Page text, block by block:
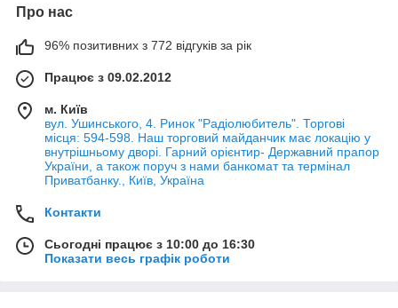
Про нас
96% позитивних з 772 відгуків за рік
Працює з 09.02.2012
м. Київ
вул. Ушинського, 4. Ринок "Радіолюбитель". Торгові
місця: 594-598. Наш торговий майданчик має локацію у
внутрішньому дворі. Гарний орієнтир- Державний прапор
України, а також поруч з нами банкомат та термінал
Приватбанку., Київ, Україна
Контакти
Сьогодні працює з 10:00 до 16:30
Показати весь графік роботи